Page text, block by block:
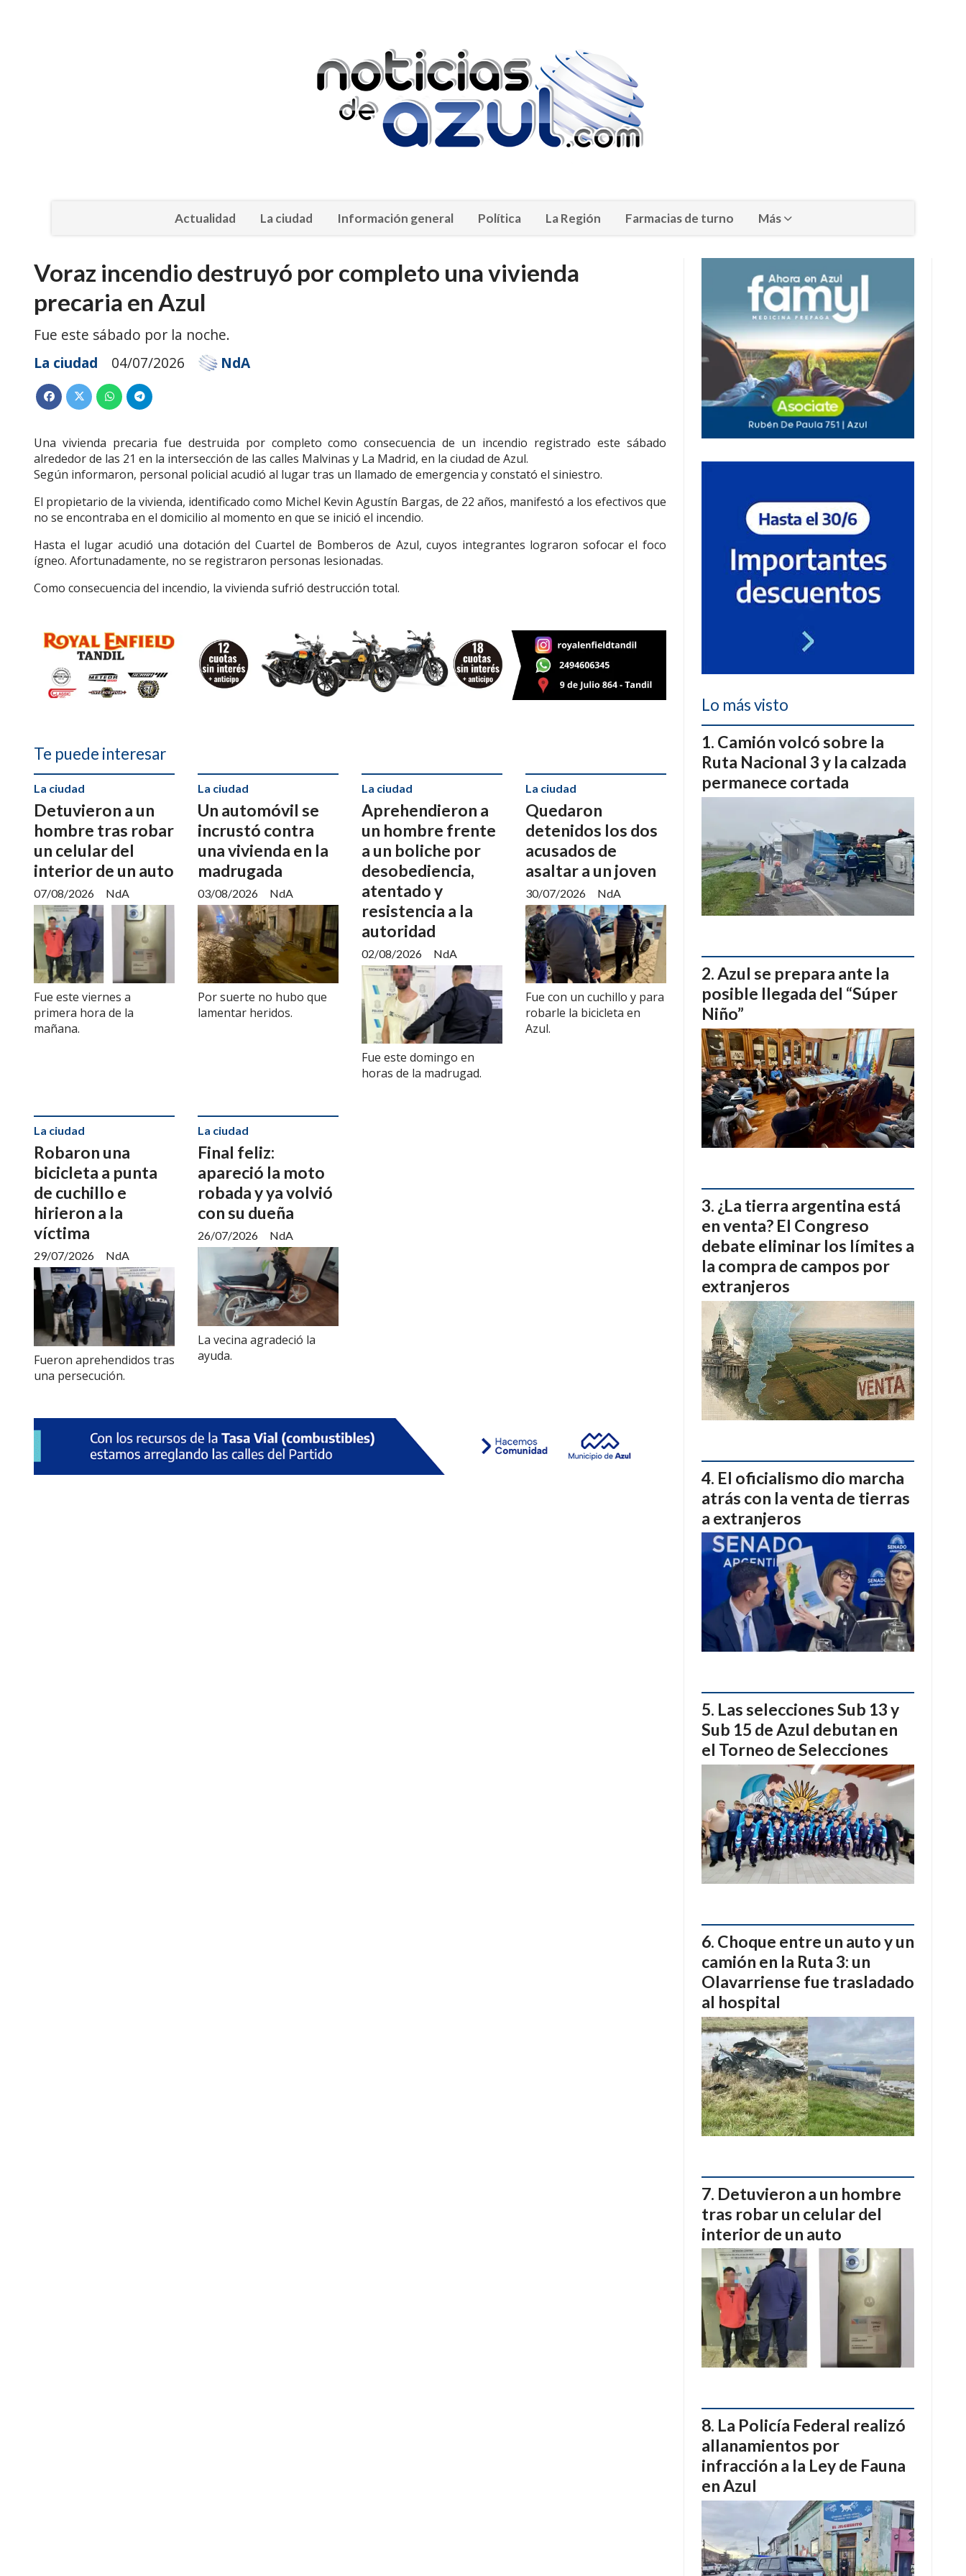
Actualidad La ciudad Información general Política La Región Farmacias de turno Más
Voraz incendio destruyó por completo una vivienda
precaria en Azul
Fue este sábado por la noche.
La ciudad
04/07/2026 NdA
Una vivienda precaria fue destruida por completo como consecuencia de un incendio registrado este sábado
alrededor de las 21 en la intersección de las calles Malvinas y La Madrid, en la ciudad de Azul.
Según informaron, personal policial acudió al lugar tras un llamado de emergencia y constató el siniestro.
El propietario de la vivienda, identificado como Michel Kevin Agustín Bargas, de 22 años, manifestó a los efectivos que
no se encontraba en el domicilio al momento en que se inició el incendio.
Hasta el lugar acudió una dotación del Cuartel de Bomberos de Azul, cuyos integrantes lograron sofocar el foco
ígneo. Afortunadamente, no se registraron personas lesionadas.
Como consecuencia del incendio, la vivienda sufrió destrucción total.
Te puede interesar
Detuvieron a un
hombre tras robar
un celular del
interior de un auto
NdA
La ciudad
07/08/2026
Fue este viernes a
primera hora de la
mañana.
Un automóvil se
incrustó contra
una vivienda en la
madrugada
NdA
La ciudad
03/08/2026
Por suerte no hubo que
lamentar heridos.
Aprehendieron a
un hombre frente
a un boliche por
desobediencia,
atentado y
resistencia a la
autoridad
NdA
La ciudad
02/08/2026
Fue este domingo en
horas de la madrugad.
Quedaron
detenidos los dos
acusados de
asaltar a un joven
NdA
La ciudad
30/07/2026
Fue con un cuchillo y para
robarle la bicicleta en
Azul.
Robaron una
bicicleta a punta
de cuchillo e
hirieron a la
víctima
NdA
La ciudad
29/07/2026
Fueron aprehendidos tras
una persecución.
Final feliz:
apareció la moto
robada y ya volvió
con su dueña
NdA
La ciudad
26/07/2026
La vecina agradeció la
ayuda.
Lo más visto
Camión volcó sobre la
Ruta Nacional 3 y la calzada
permanece cortada
Azul se prepara ante la
posible llegada del “Súper
Niño”
¿La tierra argentina está
en venta? El Congreso
debate eliminar los límites a
la compra de campos por
extranjeros
El oficialismo dio marcha
atrás con la venta de tierras
a extranjeros
Las selecciones Sub 13 y
Sub 15 de Azul debutan en
el Torneo de Selecciones
Choque entre un auto y un
camión en la Ruta 3: un
Olavarriense fue trasladado
al hospital
Detuvieron a un hombre
tras robar un celular del
interior de un auto
La Policía Federal realizó
allanamientos por
infracción a la Ley de Fauna
en Azul